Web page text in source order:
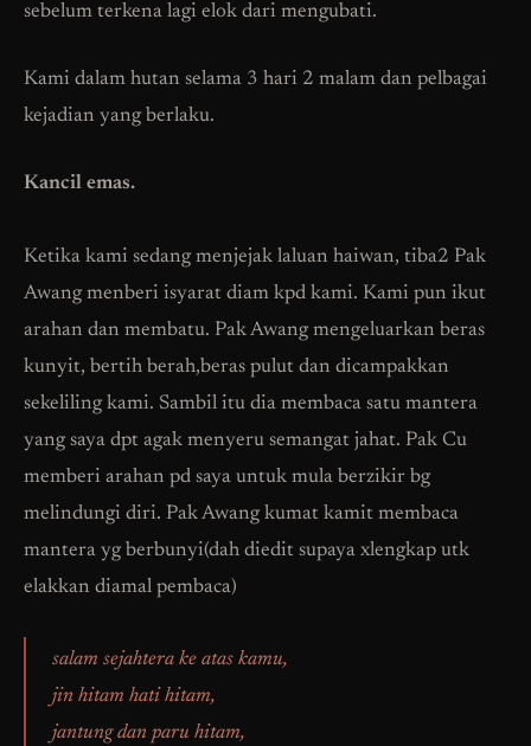
sebelum terkena lagi elok dari mengubati.
Kami dalam hutan selama 3 hari 2 malam dan pelbagai
kejadian yang berlaku.
Kancil emas.
Ketika kami sedang menjejak laluan haiwan, tiba2 Pak
Awang menberi isyarat diam kpd kami. Kami pun ikut
arahan dan membatu. Pak Awang mengeluarkan beras
kunyit, bertih berah,beras pulut dan dicampakkan
sekeliling kami. Sambil itu dia membaca satu mantera
yang saya dpt agak menyeru semangat jahat. Pak Cu
memberi arahan pd saya untuk mula berzikir bg
melindungi diri. Pak Awang kumat kamit membaca
mantera yg berbunyi(dah diedit supaya xlengkap utk
elakkan diamal pembaca)
salam sejahtera ke atas kamu,
jin hitam hati hitam,
jantung dan paru hitam,